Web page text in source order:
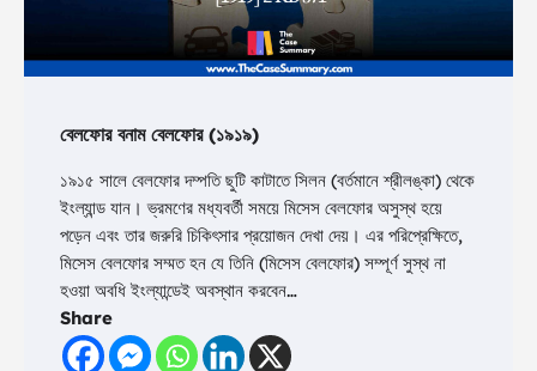
বেলফোর বনাম বেলফোর (১৯১৯)
১৯১৫ সালে বেলফোর দম্পতি ছুটি কাটাতে সিলন (বর্তমানে শ্রীলঙ্কা) থেকে
ইংল্যান্ড যান। ভ্রমণের মধ্যবর্তী সময়ে মিসেস বেলফোর অসুস্থ হয়ে
পড়েন এবং তার জরুরি চিকিৎসার প্রয়োজন দেখা দেয়। এর পরিপ্রেক্ষিতে,
মিসেস বেলফোর সম্মত হন যে তিনি (মিসেস বেলফোর) সম্পূর্ণ সুস্থ না
হওয়া অবধি ইংল্যান্ডেই অবস্থান করবেন…
Share